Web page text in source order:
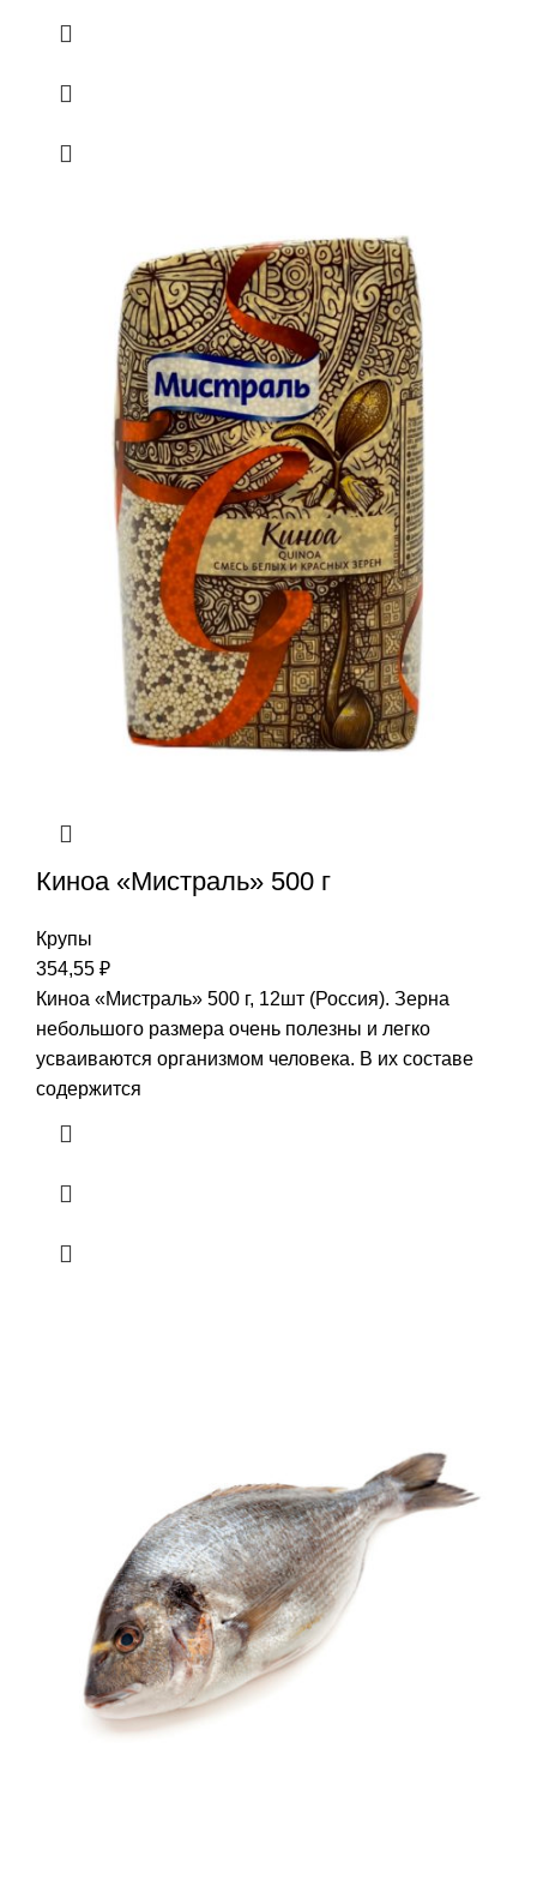
Киноа «Мистраль» 500 г
Крупы
354,55 ₽
Киноа «Мистраль» 500 г, 12шт (Россия). Зерна
небольшого размера очень полезны и легко
усваиваются организмом человека. В их составе
содержится